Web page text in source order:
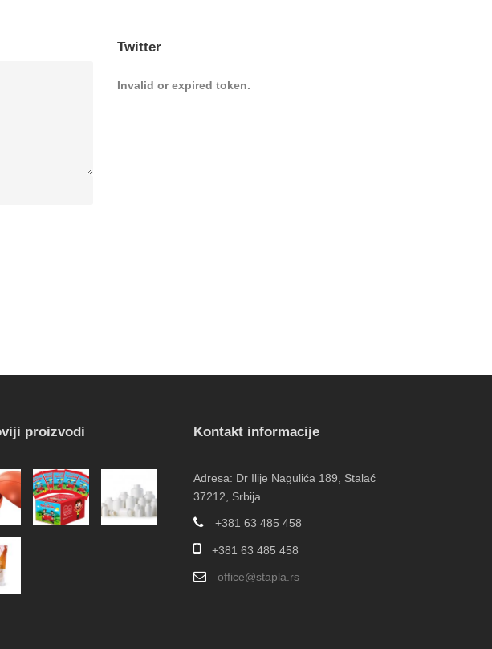
Twitter
Invalid or expired token.
proizvodi Kontakt informacije
Adresa: Dr Ilije Nagulića 189, Stalać
37212, Srbija
+381 63 485 458
+381 63 485 458
office@stapla.rs